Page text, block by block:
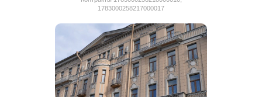
1783000258217000017